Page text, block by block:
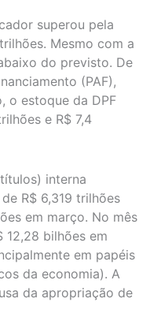
superou pela
Mesmo com a
do previsto. De
(PAF),
o estoque da DPF
e R$ 7,4
interna
R$ 6,319 trilhões
em março. No mês
12,28 bilhões em
em papéis
da economia). A
da apropriação de